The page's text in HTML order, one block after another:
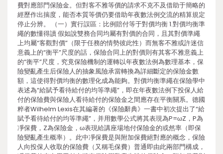
費對應部門保險金。但對客不雅等價的請求不克不及借助于簡略的
經歷作出揣度，能否本質等價仍要借助年夜數法例交流的精算規定
停止分辨。 （一）實行誤區：比例賠付等于對價均衡 1.對價均衡準
繩的數懂得讀 假如說雙務合同均屬有對價的合同，且其對價準繩
上均屬“客觀對價”（限于任務的情勢彼此性）而無客不雅或許迷信
意義上的“衡平”尺度的話，保險合同上的對價則有其客不雅意義上
的“衡平”尺度，究竟保險機制的運轉以年夜數法例為數理基本，保
險變亂產生后保險人的抽象風險承當轉換為詳細斷定的保險金數
額，這使得對價均衡的數理化成為能夠。對價均衡準繩在保險學中
表述為“給賦予看待給付的均等準繩”，即在年夜數法例下投保人給
付的保險費與保險人看待給付的保險金之間應存在平衡關系。德國
粹者Wilhelm Lexis在其編著的《保險辭典》一書中初次提出了“給
賦予看待給付的均等準繩”，并用數學公式將其表現為P=ωZ，P為
凈保費，Z為保險金，ω表現給講座場地付保險金的或然率（即保
險變亂產生概率）。此中凈保費是與附加保費絕對應的概念，保險
人向投保人收取的保險費（又稱毛保費）普通即由此兩部門構成，